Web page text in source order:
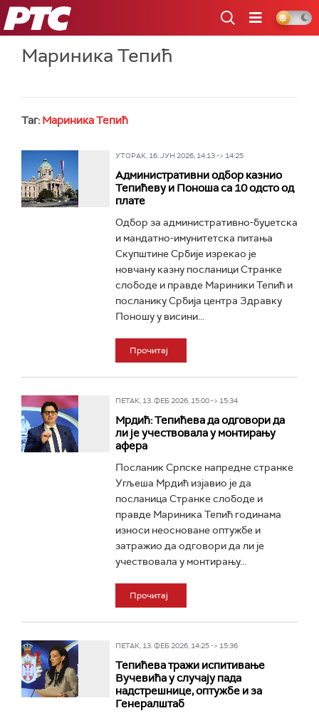
РТС
Мариника Тепић
Таг: Мариника Тепић
УТОРАК, 16. ЈУН 2026, 14:13 -> 14:25
Административни одбор казнио
Тепићеву и Поноша са 10 одсто од
плате
Одбор за административно-буџетска
и мандатно-имунитетска питања
Скупштине Србије изрекао је
новчану казну посланици Странке
слободе и правде Мариники Тепић и
посланику Србија центра Здравку
Поношу у висини...
Прочитај
ПЕТАК, 13. ФЕБ 2026, 15:00 -> 15:34
Мрдић: Тепићева да одговори да
ли је учествовала у монтирању
афера
Посланик Српске напредне странке
Угљеша Мрдић изјавио је да
посланица Странке слободе и
правде Мариника Тепић годинама
износи неосноване оптужбе и
затражио да одговори да ли је
учествовала у монтирању...
Прочитај
ПЕТАК, 13. ФЕБ 2026, 14:25 -> 15:36
Тепићева тражи испитивање
Вучевића у случају пада
надстрешнице, оптужбе и за
Генералштаб